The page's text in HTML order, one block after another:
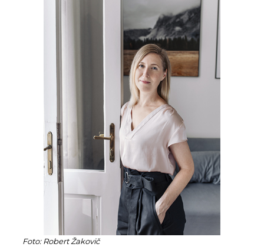
Foto: Robert Žakovič